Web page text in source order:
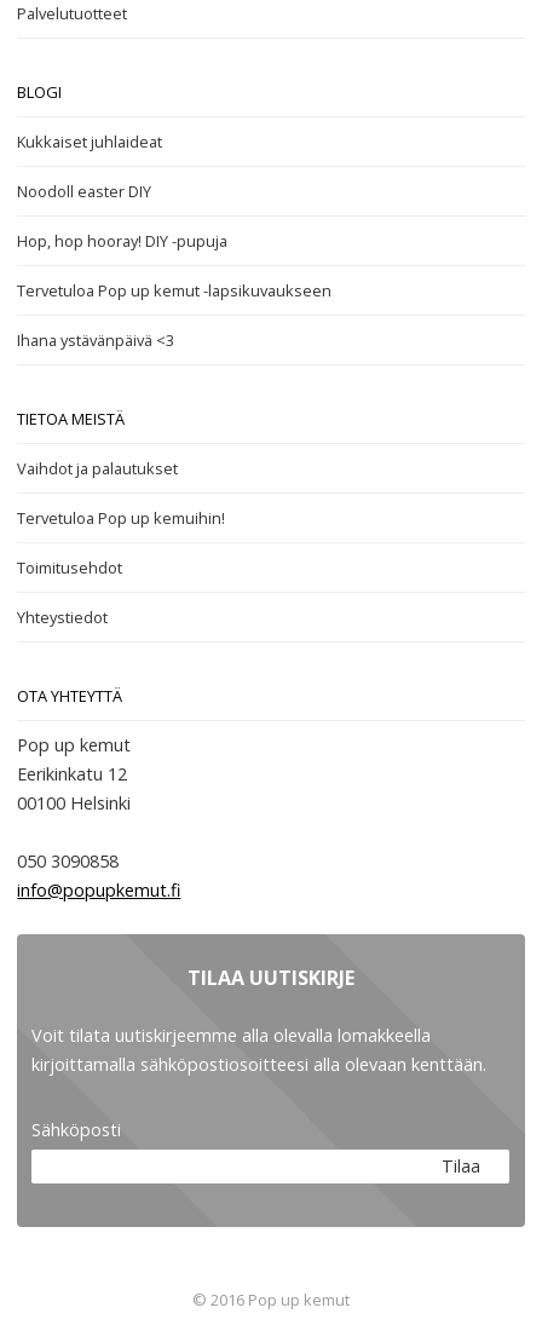
Palvelutuotteet
BLOGI
Kukkaiset juhlaideat
Noodoll easter DIY
Hop, hop hooray! DIY -pupuja
Tervetuloa Pop up kemut -lapsikuvaukseen
Ihana ystävänpäivä <3
TIETOA MEISTÄ
Vaihdot ja palautukset
Tervetuloa Pop up kemuihin!
Toimitusehdot
Yhteystiedot
OTA YHTEYTTÄ
Pop up kemut
Eerikinkatu 12
00100 Helsinki
050 3090858
info@popupkemut.fi
TILAA UUTISKIRJE
Voit tilata uutiskirjeemme alla olevalla lomakkeella
kirjoittamalla sähköpostiosoitteesi alla olevaan kenttään.
Sähköposti
Tilaa
© 2016 Pop up kemut